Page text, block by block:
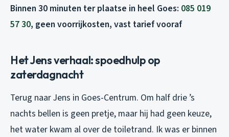
Binnen 30 minuten ter plaatse in heel Goes: 085 019
57 30, geen voorrijkosten, vast tarief vooraf
Het Jens verhaal: spoedhulp op
zaterdagnacht
Terug naar Jens in Goes-Centrum. Om half drie ’s
nachts bellen is geen pretje, maar hij had geen keuze,
het water kwam al over de toiletrand. Ik was er binnen